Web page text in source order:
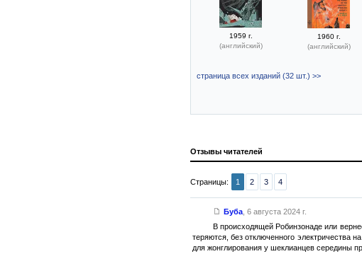
1959 г.
(английский)
1960 г.
(английский)
страница всех изданий (32 шт.) >>
Отзывы читателей
Страницы: 1 2 3 4
Буба, 6 августа 2024 г.
В происходящей Робинзонаде или
теряются, без отключенного электричества
для жонглирования у шеклианцев середины